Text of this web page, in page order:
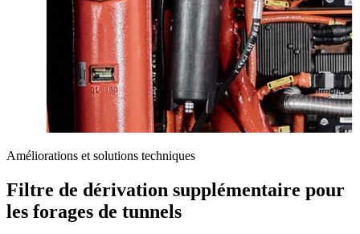
Améliorations et solutions techniques
Filtre de dérivation supplémentaire pour
les forages de tunnels